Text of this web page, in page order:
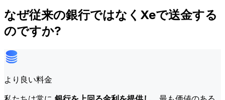
なぜ従来の銀行ではなくXeで送金する
のですか?
より良い料金